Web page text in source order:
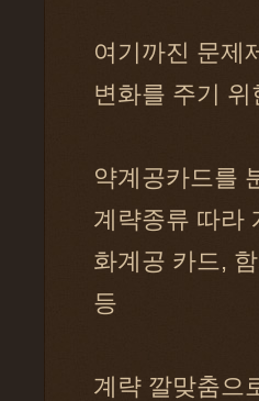
여기까진 문제
변화를 주기
약계공카드를
계략종류 따라
화계공 카드,
등
계략 깔맞춤으